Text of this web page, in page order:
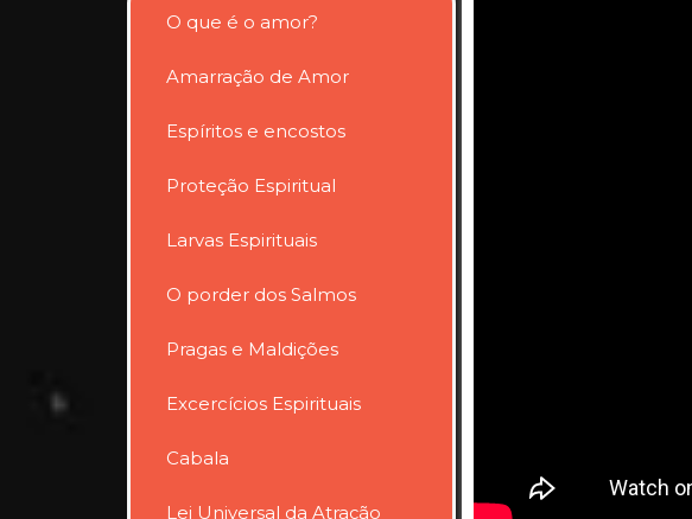
O que é o amor?
Amarração de Amor
Espíritos e encostos
Proteção Espiritual
Larvas Espirituais
O porder dos Salmos
Pragas e Maldições
Excercícios Espirituais
Cabala
Lei Universal da Atração